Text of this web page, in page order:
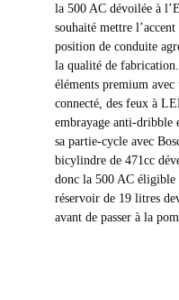
la 500 AC dévoilée à
souhaité mettre
position de conduite
la qualité de
éléments premium
connecté, des feux à
embrayage anti-dribble
sa partie-cycle avec
bicylindre de 471cc
donc la 500 AC éligible
réservoir de 19 litres
avant de passer à la